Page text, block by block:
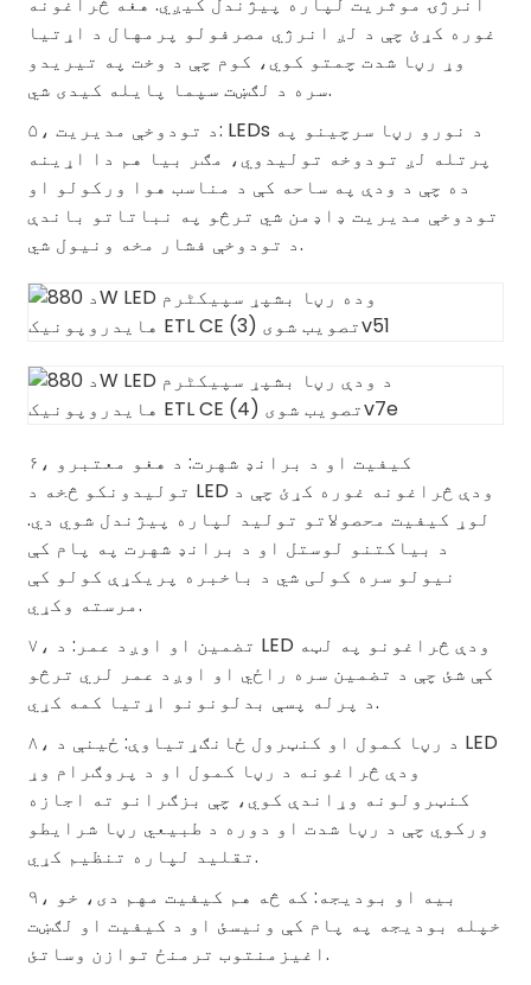
غوره کړئ چې د لږ انرژي مصرفولو پرمهال د اړتیا
وړ رڼا شدت چمتو کوي، کوم چې د وخت په تیریدو
سره د لګښت سپما پایله کیدی شي.
۵، د تودوخې مدیریت: LEDs د نورو رڼا سرچینو په
پرتله لږ تودوخه تولیدوي، مګر بیا هم دا اړینه
ده چې د ودې په ساحه کې د مناسب هوا ورکولو او
تودوخې مدیریت ډاډمن شي ترڅو په نباتاتو باندې
د تودوخې فشار مخه ونیول شي.
۶، کیفیت او د برانډ شهرت: د هغو معتبرو
تولیدونکو څخه د LED ودې څراغونه غوره کړئ چې د
لوړ کیفیت محصولاتو تولید لپاره پیژندل شوي دي.
د بیاکتنو لوستل او د برانډ شهرت په پام کې
نیولو سره کولی شي د باخبره پریکړې کولو کې
مرسته وکړي.
۷، تضمین او اوږد عمر: د LED ودې څراغونو په لټه
کې شئ چې د تضمین سره راځي او اوږد عمر لري ترڅو
د پرله پسې بدلونونو اړتیا کمه کړي.
۸، د رڼا کمول او کنټرول ځانګړتیاوې: ځینې د LED
ودې څراغونه د رڼا کمول او د پروګرام وړ
کنټرولونه وړاندې کوي، چې بزګرانو ته اجازه
ورکوي چې د رڼا شدت او دوره د طبیعي رڼا شرایطو
تقلید لپاره تنظیم کړي.
۹، بیه او بودیجه: که څه هم کیفیت مهم دی، خو
خپله بودیجه په پام کې ونیسئ او د کیفیت او لګښت
اغیزمنتوب ترمنځ توازن وساتئ.